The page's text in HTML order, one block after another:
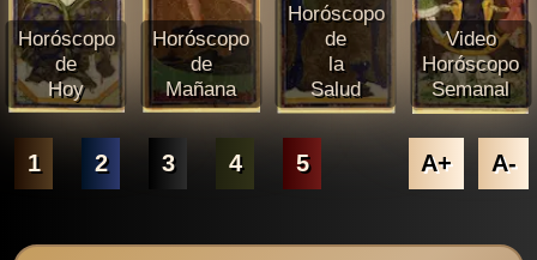
Horóscopo
de
Hoy
Horóscopo
de
Mañana
Horóscopo
de
la
Salud
Video
Horóscopo
Semanal
1 2 3 4 5 A+ A-